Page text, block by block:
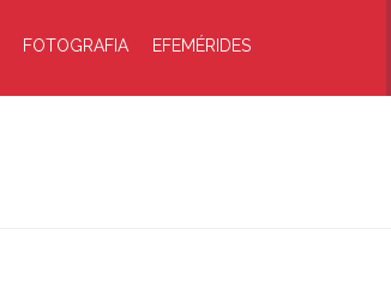
FOTOGRAFIA EFEMÉRIDES